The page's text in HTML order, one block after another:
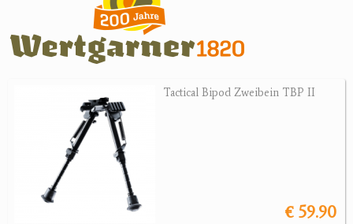
Büchsenpatronen
Faustfeuerwaffen
Randfeuerwaffen
Sonstige Munition
Bogensport
Zubehör
Tactical Bipod Zweibein TBP II
€ 59.90